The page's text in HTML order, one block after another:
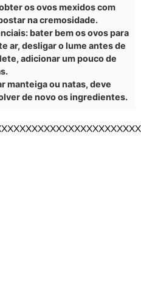
os ovos mexidos com
na cremosidade.
bater bem os ovos para
ar, desligar o lume antes de
adicionar um pouco de
manteiga ou natas, deve
de novo os ingredientes.